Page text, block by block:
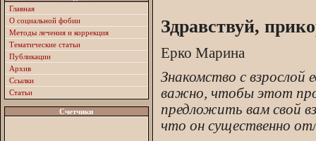
Главная
О социальной фобии
Методы лечения и коррекция
Тематические статьи
Публикации
Архив
Ссылки
Статьи
Счетчики
Здравствуй,
Ерко Марина
Знакомство с
важно, чтобы этот
предложить вам свой
что он существенно